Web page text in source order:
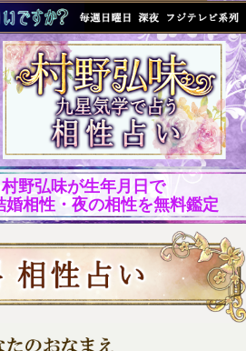
野弘味が生年月日で
相性・夜の相性を無料鑑定